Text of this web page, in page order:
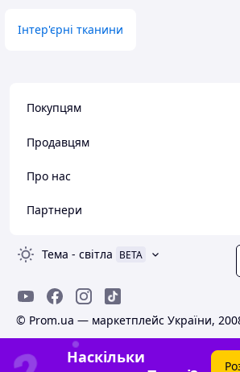
Інтер'єрні тканини
Покупцям
Продавцям
Про нас
Партнери
Тема - світла BETA
© Prom.ua — маркетплейс України,
Наскільки